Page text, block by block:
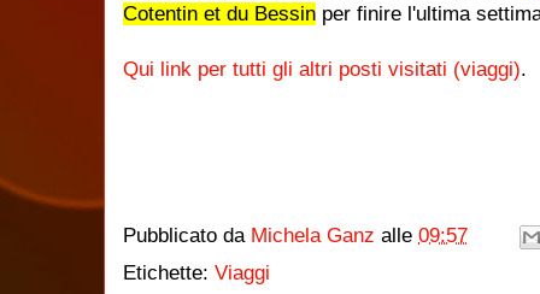
Cotentin et du Bessin per finire l'ultima
Qui link per tutti gli altri posti visitati (viaggi).
Pubblicato da Michela Ganz alle 09:57
Etichette: Viaggi